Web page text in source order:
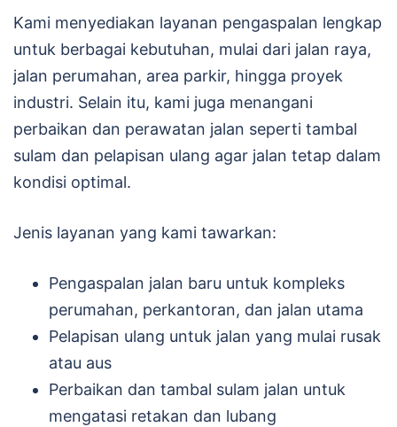
Kami menyediakan layanan pengaspalan lengkap
untuk berbagai kebutuhan, mulai dari jalan raya,
jalan perumahan, area parkir, hingga proyek
industri. Selain itu, kami juga menangani
perbaikan dan perawatan jalan seperti tambal
sulam dan pelapisan ulang agar jalan tetap dalam
kondisi optimal.
Jenis layanan yang kami tawarkan:
Pengaspalan jalan baru untuk kompleks
perumahan, perkantoran, dan jalan utama
Pelapisan ulang untuk jalan yang mulai rusak
atau aus
Perbaikan dan tambal sulam jalan untuk
mengatasi retakan dan lubang